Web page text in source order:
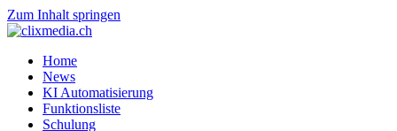
Zum Inhalt springen
Home
News
KI Automatisierung
Funktionsliste
Schulung